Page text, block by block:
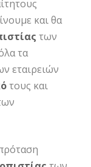
και θα
των
τα
εταιρειών
τους και